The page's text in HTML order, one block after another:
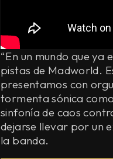
“En un mundo que
pistas de Madworld.
presentamos con
tormenta sónica
sinfonía de caos
dejarse llevar por un
la banda.